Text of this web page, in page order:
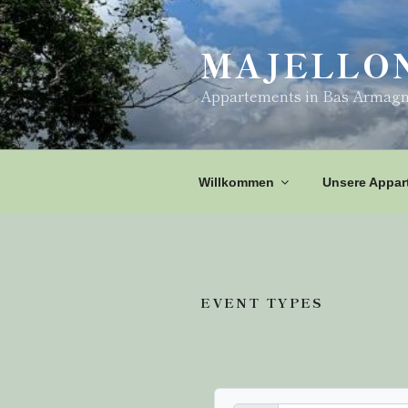
Zum
Inhalt
springen
Appartements in Bas
Willkommen Unsere
EVENT TYPES